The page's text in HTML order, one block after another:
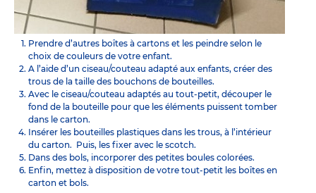
Prendre d’autres boîtes à cartons et les peindre selon le
choix de couleurs de votre enfant.
A l’aide d’un ciseau/couteau adapté aux enfants, créer des
trous de la taille des bouchons de bouteilles.
Avec le ciseau/couteau adaptés au tout-petit, découper le
fond de la bouteille pour que les éléments puissent tomber
dans le carton.
Insérer les bouteilles plastiques dans les trous, à l’intérieur
du carton. Puis, les fixer avec le scotch.
Dans des bols, incorporer des petites boules colorées.
Enfin, mettez à disposition de votre tout-petit les boîtes en
carton et bols.